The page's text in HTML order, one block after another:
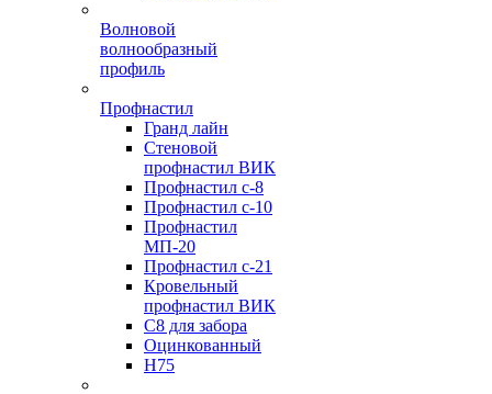
Волновой
волнообразный
профиль
Профнастил
Гранд лайн
Стеновой
профнастил ВИК
Профнастил с-8
Профнастил с-10
Профнастил
МП-20
Профнастил с-21
Кровельный
профнастил ВИК
С8 для забора
Оцинкованный
Н75